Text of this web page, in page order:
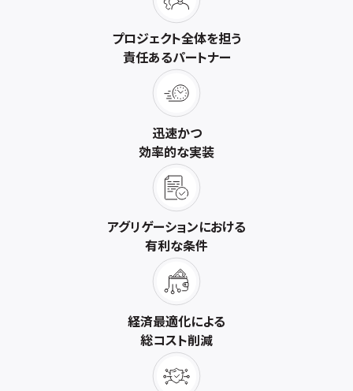
プロジェクト全体を担う
責任あるパートナー
迅速かつ
効率的な実装
アグリゲーションにおける
有利な条件
経済最適化による
総コスト削減